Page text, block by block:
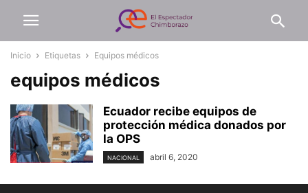
Inicio Etiquetas Equipos médicos
equipos médicos
Ecuador recibe equipos de
protección médica donados por
la OPS
NACIONAL abril 6, 2020